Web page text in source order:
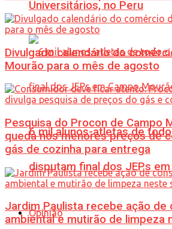
Universitários, no Peru
6 mil alunos-atletas de
disputam final dos JEPs
Opinião
Divulgado calendário do
Mourão para o mês de agosto
Pesquisa do Procon de Campo
queda nos menores preços de
gás de cozinha para entrega
Jardim Paulista recebe ação de
ambiental e mutirão de limpeza